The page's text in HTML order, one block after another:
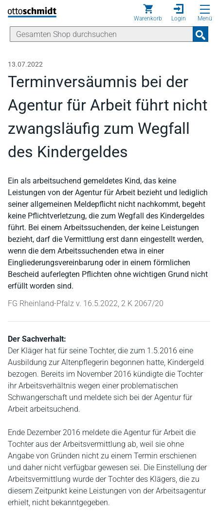
Direkt zum Inhalt
Warenkorb Login Menü
13.07.2022
Terminversäumnis bei der
Agentur für Arbeit führt nicht
zwangsläufig zum Wegfall
des Kindergeldes
Ein als arbeitsuchend gemeldetes Kind, das keine
Leistungen von der Agentur für Arbeit bezieht und lediglich
seiner allgemeinen Meldepflicht nicht nachkommt, begeht
keine Pflichtverletzung, die zum Wegfall des Kindergeldes
führt. Bei einem Arbeitssuchenden, der keine Leistungen
bezieht, darf die Vermittlung erst dann eingestellt werden,
wenn die dem Arbeitssuchenden etwa in einer
Eingliederungsvereinbarung oder in einem förmlichen
Bescheid auferlegten Pflichten ohne wichtigen Grund nicht
erfüllt worden sind.
FG Rheinland-Pfalz v. 16.5.2022, 2 K 2067/20
Der Sachverhalt:
Der Kläger hat für seine Tochter, die zum 1.5.2016 eine
Ausbildung zur Altenpflegerin begonnen hatte, Kindergeld
bezogen. Bereits im November 2016 kündigte die Tochter
ihr Arbeitsverhältnis wegen einer problematischen
Schwangerschaft und meldete sich bei der Agentur für
Arbeit arbeitsuchend.
Ende Dezember 2016 meldete die Agentur für Arbeit die
Tochter aus der Arbeitsvermittlung ab, weil sie ohne
Angabe von Gründen nicht zu einem Termin erschienen
und daher nicht verfügbar gewesen sei. Die Einstellung der
Arbeitsvermittlung wurde der Tochter des Klägers, die zu
diesem Zeitpunkt keine Leistungen von der Arbeitsagentur
erhielt, nicht bekanntgegeben.